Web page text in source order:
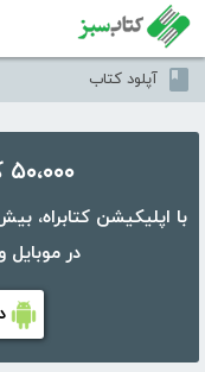
آپلود کتاب
۵۰،۰۰۰ کتاب در موبایل شما
در